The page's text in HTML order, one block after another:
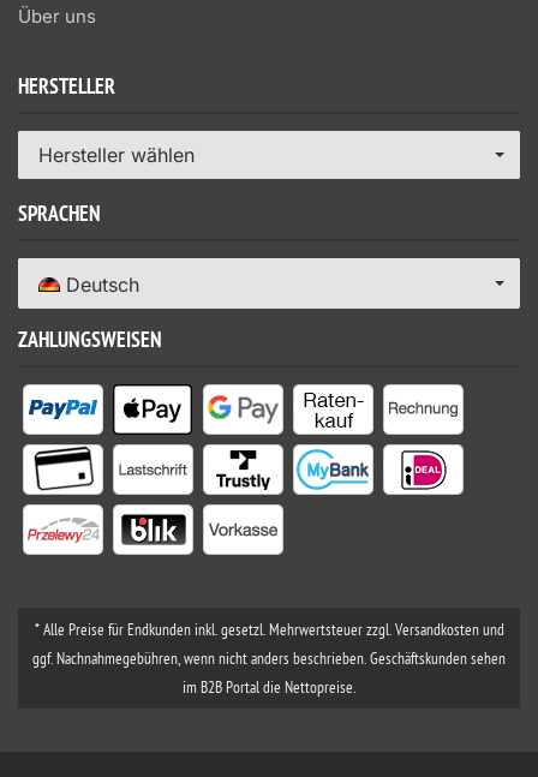
Über uns
HERSTELLER
Hersteller wählen
SPRACHEN
Deutsch
ZAHLUNGSWEISEN
* Alle Preise für Endkunden inkl. gesetzl. Mehrwertsteuer zzgl. Versandkosten und
ggf. Nachnahmegebühren, wenn nicht anders beschrieben. Geschäftskunden sehen
im B2B Portal die Nettopreise.